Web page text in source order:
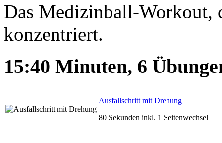
Das Medizinball-Workout,
konzentriert.
15:40 Minuten, 6
Ausfallschritt mit Drehung
80 Sekunden inkl. 1 Seitenwechsel